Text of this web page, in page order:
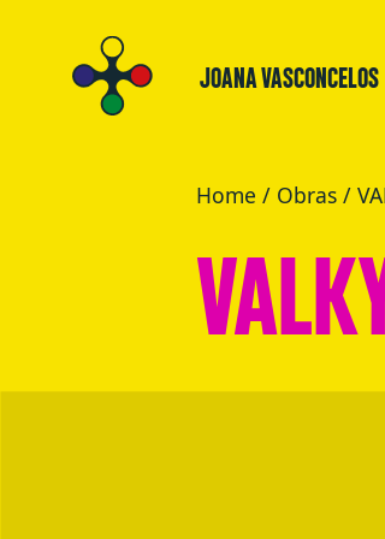
JOANA VASCONCELOS
Home / Obras /